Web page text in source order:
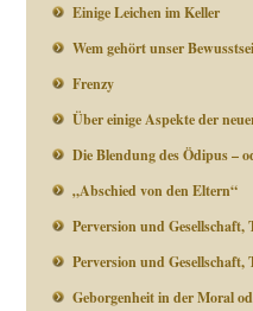
Einige Leichen im Keller
Wem gehört unser
Frenzy
Über einige Aspekte der
Die Blendung des Ödipus –
„Abschied von den Eltern“
Perversion und Gesellschaft,
Perversion und Gesellschaft,
Geborgenheit in der Moral